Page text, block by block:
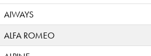
AIWAYS
ALFA ROMEO